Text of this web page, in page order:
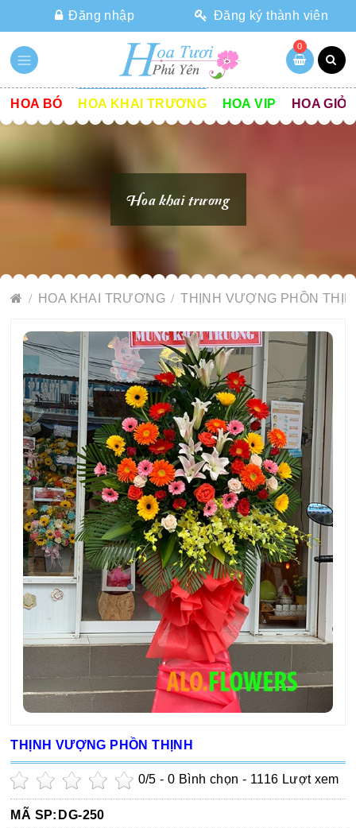
Đăng nhập Đăng ký thành viên
0
HOA BÓ HOA KHAI TRƯƠNG HOA VIP HOA GIỎ
Hoa khai trương
HOA KHAI TRƯƠNG THỊNH VƯỢNG PHỒN
THỊNH VƯỢNG PHỒN THỊNH
0/5 -0 Bình chọn - 1116 Lượt xem
MÃ SP: DG-250